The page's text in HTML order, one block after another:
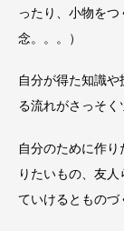
ったり、小物を
念。。。）
自分が得た知識
る流れがさっそく
自分のために作
りたいもの、友
ていけるとものづ